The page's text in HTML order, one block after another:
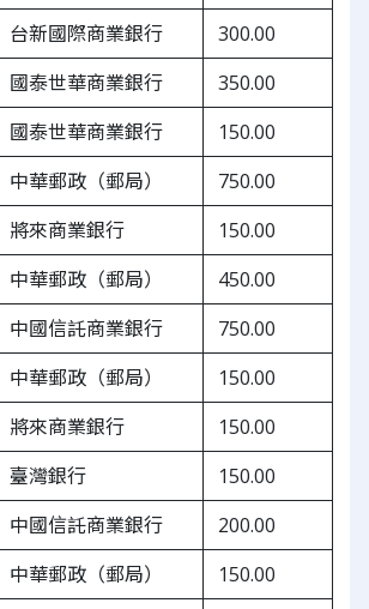
台新國際商業銀行
300.00
國泰世華商業銀行
350.00
國泰世華商業銀行
150.00
中華郵政（郵局）
750.00
將來商業銀行
150.00
中華郵政（郵局）
450.00
中國信託商業銀行
750.00
中華郵政（郵局）
150.00
將來商業銀行
150.00
臺灣銀行
150.00
中國信託商業銀行
200.00
中華郵政（郵局）
150.00